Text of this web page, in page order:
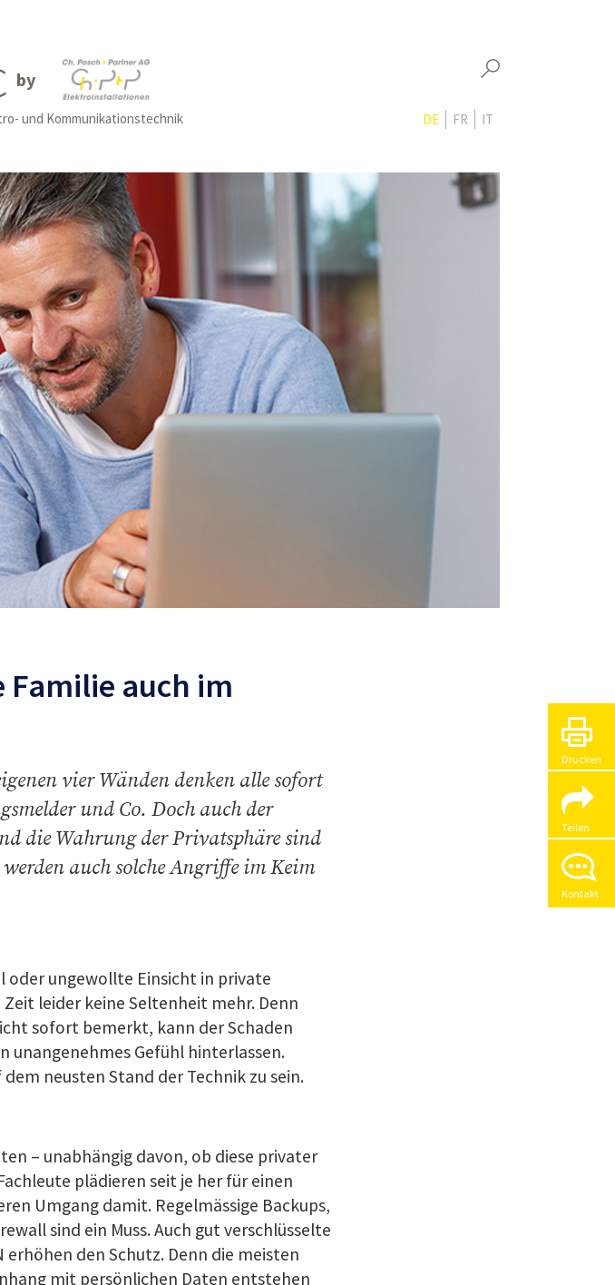
Drucken
Teilen
Kontakt
by
und Kommunikationstechnik DE FR IT
Familie auch im
vier Wänden denken alle sofort
und Co. Doch auch der
die Wahrung der Privatsphäre sind
auch solche Angriffe im Keim
oder ungewollte Einsicht in private
leider keine Seltenheit mehr. Denn
sofort bemerkt, kann der Schaden
unangenehmes Gefühl hinterlassen.
neusten Stand der Technik zu sein.
– unabhängig davon, ob diese privater
plädieren seit je her für einen
Umgang damit. Regelmässige Backups,
sind ein Muss. Auch gut verschlüsselte
erhöhen den Schutz. Denn die meisten
mit persönlichen Daten entstehen